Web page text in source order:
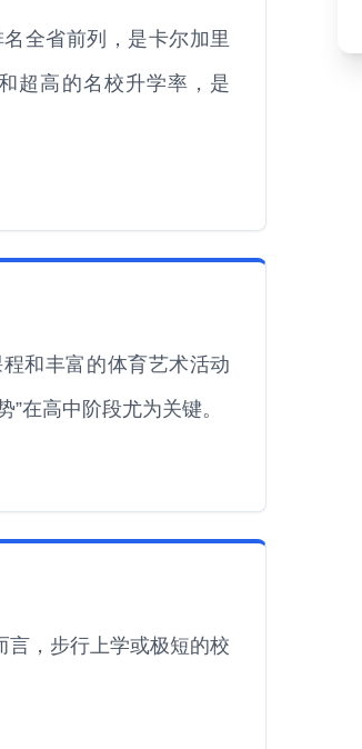
全省前列，是卡尔加里
超高的名校升学率，是
和丰富的体育艺术活动
在高中阶段尤为关键。
，步行上学或极短的校